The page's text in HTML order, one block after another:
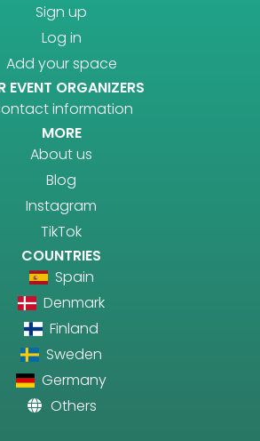
Sign up
Log in
Add your space
EVENT ORGANIZERS
information
MORE
About us
Blog
Instagram
TikTok
COUNTRIES
Spain
Denmark
Finland
Sweden
Germany
Others